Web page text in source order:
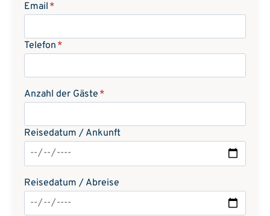
Email *
Telefon *
Anzahl der Gäste *
Reisedatum / Ankunft
Reisedatum / Abreise